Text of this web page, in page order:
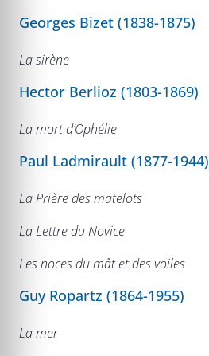
Georges Bizet (1838-1875)
La sirène
Hector Berlioz (1803-1869)
La mort d’Ophélie
Paul Ladmirault (1877-1944)
La Prière des matelots
La Lettre du Novice
Les noces du mât et des voiles
Guy Ropartz (1864-1955)
La mer